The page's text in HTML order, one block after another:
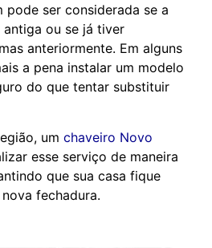
pode ser considerada se a
ou se já tiver
anteriormente. Em alguns
a pena instalar um modelo
do que tentar substituir
um chaveiro Novo
esse serviço de maneira
que sua casa fique
fechadura.